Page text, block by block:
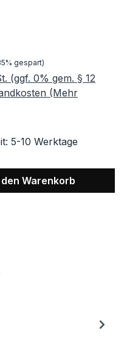
gespart)
(ggf. 0% gem. § 12
(Mehr
5-10 Werktage
den
den Warenkorb